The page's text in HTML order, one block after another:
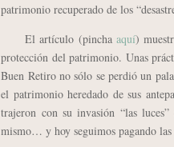
patrimonio recuperado de los
El artículo (pincha aquí)
protección del patrimonio. Unas
Buen Retiro no sólo se perdió un
el patrimonio heredado de sus
trajeron con su invasión “las
mismo… y hoy seguimos pagando las